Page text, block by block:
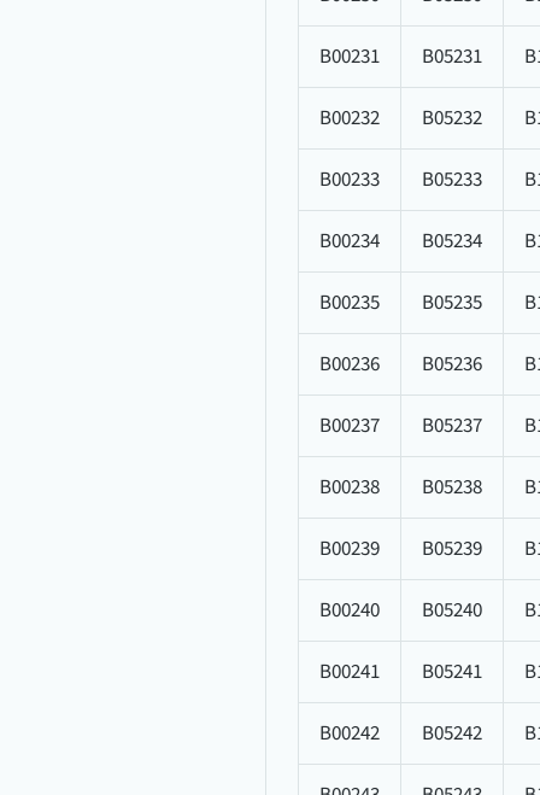
B00231 B05231
B00232 B05232
B00233 B05233
B00234 B05234
B00235 B05235
B00236 B05236
B00237 B05237
B00238 B05238
B00239 B05239
B00240 B05240
B00241 B05241
B00242 B05242